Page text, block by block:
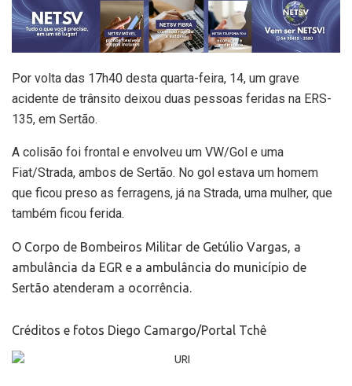
Por volta das 17h40 desta quarta-feira, 14, um grave
acidente de trânsito deixou duas pessoas feridas na ERS-
135, em Sertão.
A colisão foi frontal e envolveu um VW/Gol e uma
Fiat/Strada, ambos de Sertão. No gol estava um homem
que ficou preso as ferragens, já na Strada, uma mulher, que
também ficou ferida.
O Corpo de Bombeiros Militar de Getúlio Vargas, a
ambulância da EGR e a ambulância do município de
Sertão atenderam a ocorrência.
Créditos e fotos Diego Camargo/Portal Tchê